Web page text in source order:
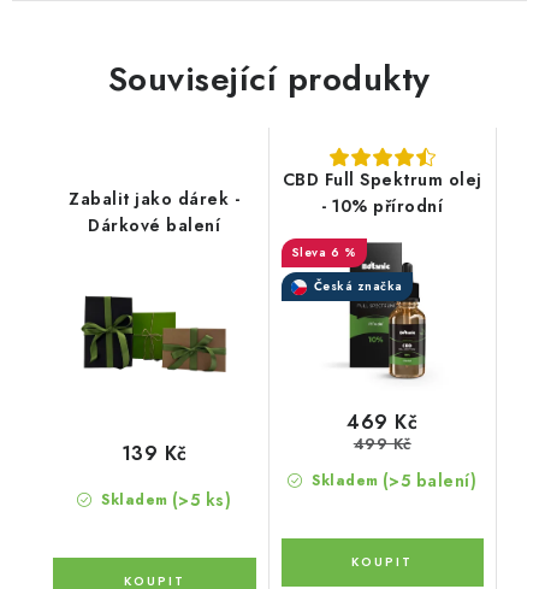
Související produkty
Zabalit jako dárek -
Dárkové balení
Skladem (>5 ks)
139 Kč
CBD Full Spektrum olej
- 10% přírodní
6 %
Česká značka
Skladem (>5 balení)
469 Kč
499 Kč